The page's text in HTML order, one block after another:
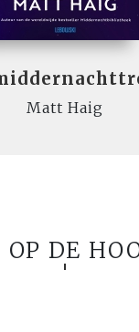
Matt Haig
OP DE